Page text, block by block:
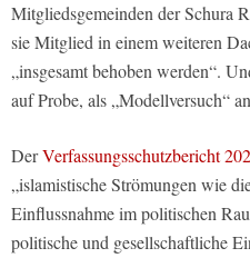
Mitgliedsgemeinden der Schura
sie Mitglied in einem weiteren
„insgesamt behoben werden“.
auf Probe, als „Modellversuch“
DerVerfassungsschutzbericht
„islamistische Strömungen wie
Einflussnahme im politischen
politische und gesellschaftliche